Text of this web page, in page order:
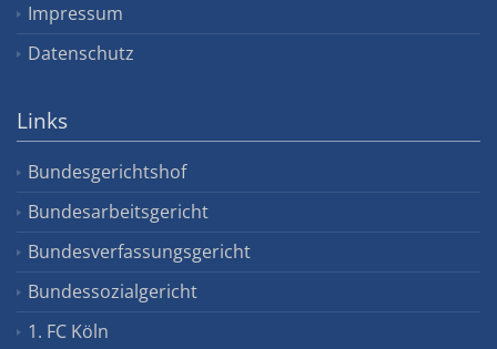
Impressum
Datenschutz
Links
Bundesgerichtshof
Bundesarbeitsgericht
Bundesverfassungsgericht
Bundessozialgericht
1. FC Köln